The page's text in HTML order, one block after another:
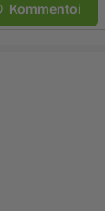
Kommentoi